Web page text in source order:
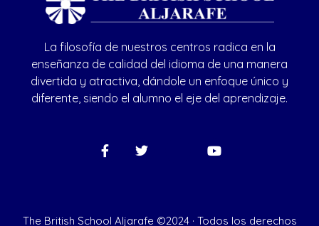
La filosofía de nuestros centros radica en la
enseñanza de calidad del idioma de una manera
divertida y atractiva, dándole un enfoque único y
diferente, siendo el alumno el eje del aprendizaje.
The British School Aljarafe ©2024 · Todos los derechos